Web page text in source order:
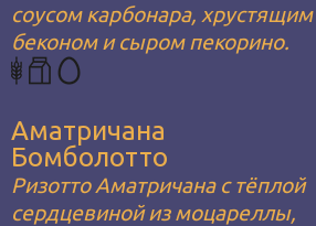
соусом карбонара, хрустящим
беконом и сыром пекорино.
Аматричана
Бомболотто
Ризотто Аматричана с тёплой
сердцевиной из моцареллы,